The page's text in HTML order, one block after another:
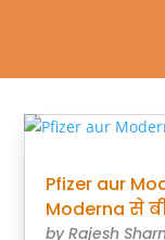
Pfizer aur
Moderna से
byRajesh